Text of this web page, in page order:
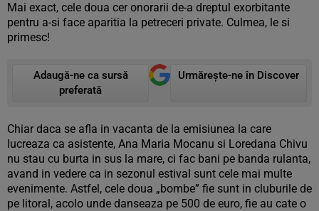
Mai exact, cele doua cer onorarii de-a dreptul exorbitante
pentru a-si face aparitia la petreceri private. Culmea, le si
primesc!
Adaugă-ne ca sursă
preferată
Urmărește-ne în Discover
Chiar daca se afla in vacanta de la emisiunea la care
lucreaza ca asistente, Ana Maria Mocanu si Loredana Chivu
nu stau cu burta in sus la mare, ci fac bani pe banda rulanta,
avand in vedere ca in sezonul estival sunt cele mai multe
evenimente. Astfel, cele doua „bombe” fie sunt in cluburile de
pe litoral, acolo unde danseaza pe 500 de euro, fie au cate o